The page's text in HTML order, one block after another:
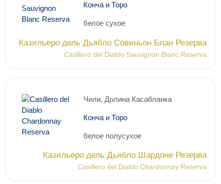
Конча и Торо
белое сухое
Казильеро дель Дьябло Совиньон Блан Резерва
Casillero del Diablo Sauvignon Blanc Reserva
Чили, Долина Касабланка
Конча и Торо
белое полусухое
Казильеро дель Дьябло Шардоне Резерва
Casillero del Diablo Chardonnay Reserva